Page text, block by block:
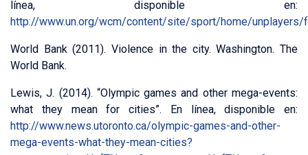
línea, disponible en:
http://www.un.org/wcm/content/site/sport/home/unplayers/
World Bank (2011). Violence in the city. Washington. The
World Bank.
Lewis, J. (2014). “Olympic games and other mega-events:
what they mean for cities”. En línea, disponible en:
http://www.news.utoronto.ca/olympic-games-and-other-
mega-events-what-they-mean-cities?